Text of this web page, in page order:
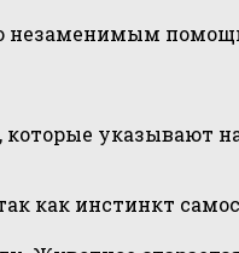
незаменимым
указывают
как инстинкт